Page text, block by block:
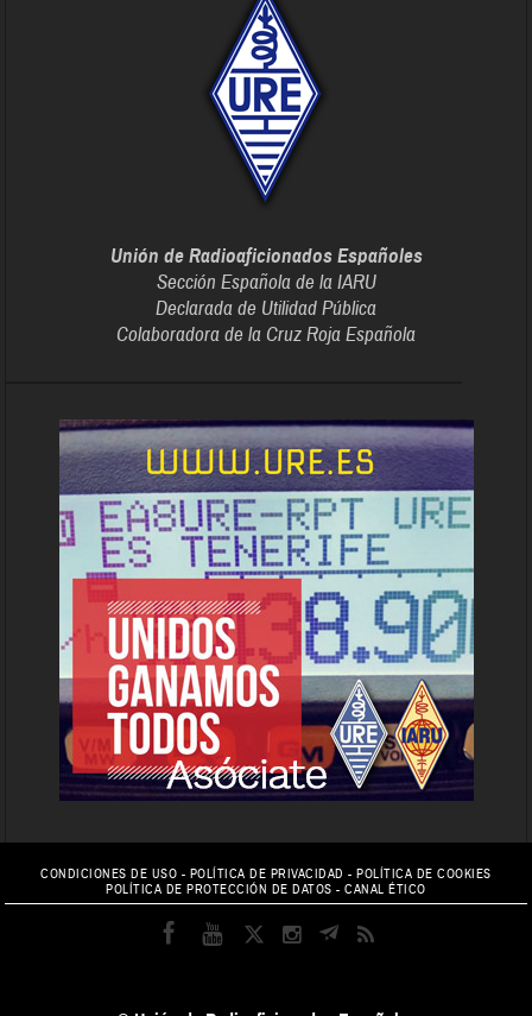
Unión de Radioaficionados Españoles
Sección Española de la IARU
Declarada de Utilidad Pública
Colaboradora de la Cruz Roja Española
CONDICIONES DE USO - POLÍTICA DE PRIVACIDAD - POLÍTICA DE COOKIES
POLÍTICA DE PROTECCIÓN DE DATOS -CANAL ÉTICO